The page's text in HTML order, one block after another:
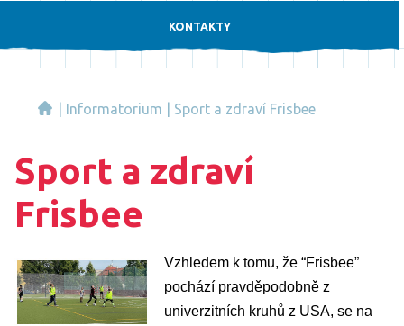
KONTAKTY
Informatorium Sport a zdraví Frisbee
Sport a zdraví
Frisbee
Vzhledem k tomu, že “Frisbee”
pochází pravděpodobně z
univerzitních kruhů z USA, se na